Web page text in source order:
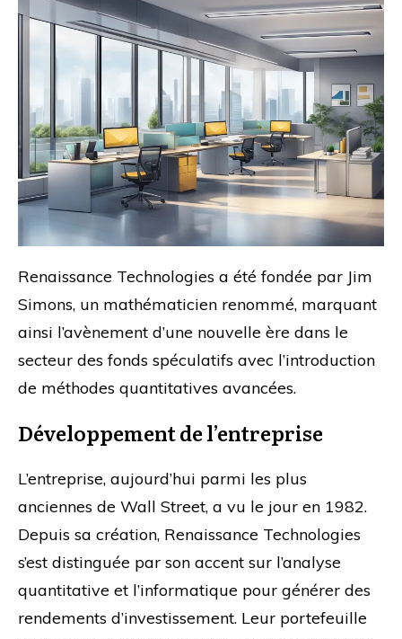
Renaissance Technologies a été fondée par Jim
Simons, un mathématicien renommé, marquant
ainsi l’avènement d’une nouvelle ère dans le
secteur des fonds spéculatifs avec l’introduction
de méthodes quantitatives avancées.
Développement de l’entreprise
L’entreprise, aujourd’hui parmi les plus
anciennes de Wall Street, a vu le jour en 1982.
Depuis sa création, Renaissance Technologies
s’est distinguée par son accent sur l’analyse
quantitative et l’informatique pour générer des
rendements d’investissement. Leur portefeuille